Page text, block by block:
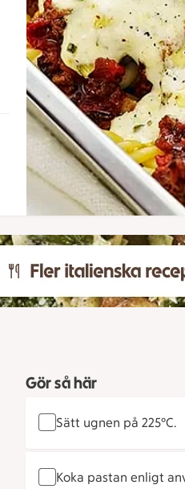
Gör så här
Sätt ugnen på 225°C.
Koka pastan enligt